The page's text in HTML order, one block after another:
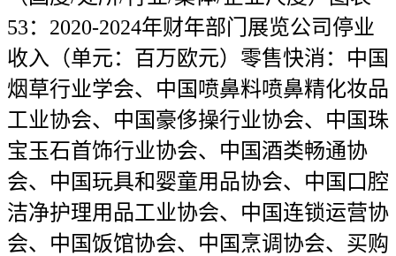
53：2020-2024年财年部门展览公司停业
收入（单元：百万欧元）零售快消：中国
烟草行业学会、中国喷鼻料喷鼻精化妆品
工业协会、中国豪侈操行业协会、中国珠
宝玉石首饰行业协会、中国酒类畅通协
会、中国玩具和婴童用品协会、中国口腔
洁净护理用品工业协会、中国连锁运营协
会、中国饭馆协会、中国烹调协会、买购